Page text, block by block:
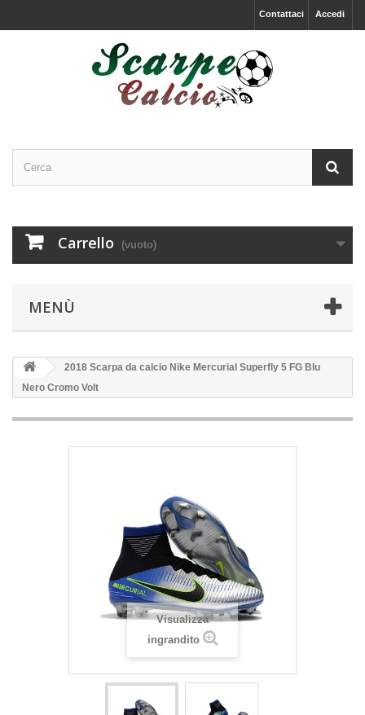
Accedi
Contattaci
Carrello (vuoto)
MENÙ
2018 Scarpa da calcio Nike Mercurial Superfly 5 FG Blu
Nero Cromo Volt
Visualizza
ingrandito